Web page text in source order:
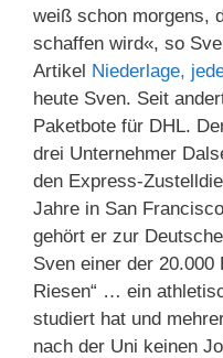
weiß schon morgens,
schaffen wird«, so
Artikel Niederlage,
heute Sven. Seit
Paketbote für DHL.
drei Unternehmer
den Express-
Jahre in San
gehört er zur
Sven einer der 20.000
Riesen“ … ein
studiert hat und
nach der Uni keinen